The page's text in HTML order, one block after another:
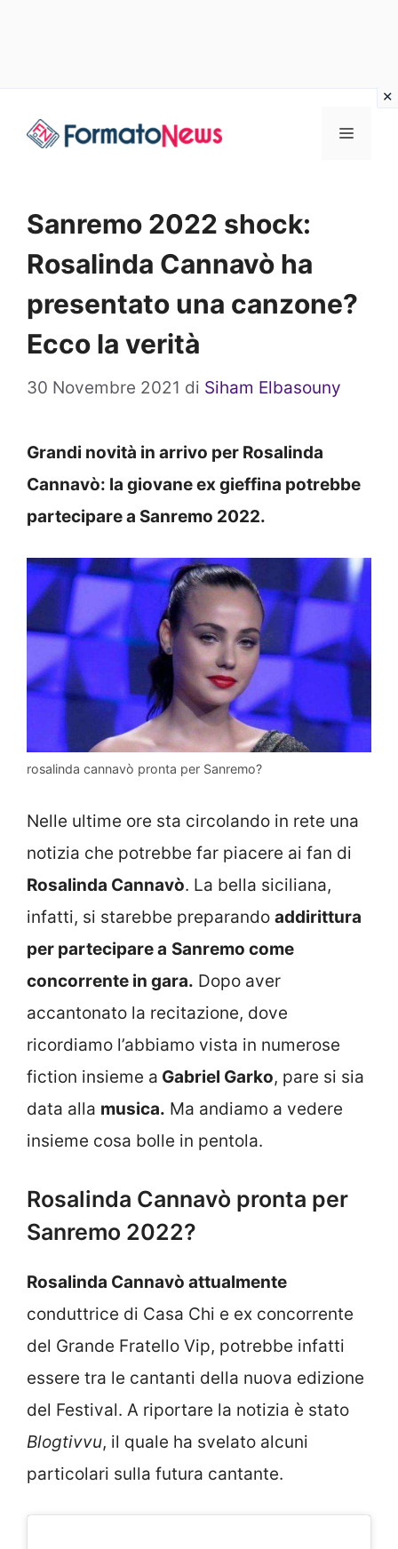
Menu
Sanremo 2022 shock:
Rosalinda Cannavò ha
presentato una canzone?
Ecco la verità
30 Novembre 2021 di Siham Elbasouny
Grandi novità in arrivo per Rosalinda
Cannavò: la giovane ex gieffina potrebbe
partecipare a Sanremo 2022.
rosalinda cannavò pronta per Sanremo?
Nelle ultime ore sta circolando in rete una
notizia che potrebbe far piacere ai fan di
Rosalinda Cannavò. La bella siciliana,
infatti, si starebbe preparando addirittura
per partecipare a Sanremo come
concorrente in gara. Dopo aver
accantonato la recitazione, dove
ricordiamo l’abbiamo vista in numerose
fiction insieme a Gabriel Garko, pare si sia
data alla musica. Ma andiamo a vedere
insieme cosa bolle in pentola.
Rosalinda Cannavò pronta per
Sanremo 2022?
Rosalinda Cannavò attualmente
conduttrice di Casa Chi e ex concorrente
del Grande Fratello Vip, potrebbe infatti
essere tra le cantanti della nuova edizione
del Festival. A riportare la notizia è stato
Blogtivvu, il quale ha svelato alcuni
particolari sulla futura cantante.